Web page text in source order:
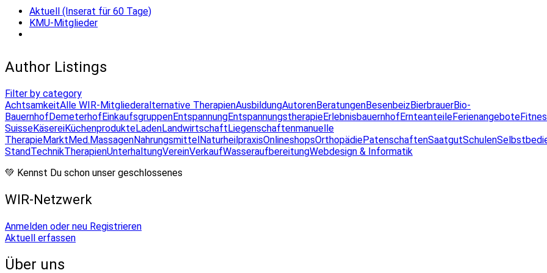
Aktuell (Inserat für 60 Tage)
KMU-Mitglieder
Author Listings
Filter by category
AchtsamkeitAlle WIR-Mitgliederalternative TherapienAusbildungAutorenBeratungenBesenbeizBierbrauerBio-
BauernhofDemeterhofEinkaufsgruppenEntspannungEntspannungstherapieErlebnisbauernhofErnteanteileFerienangebote
SuisseKäsereiKüchenprodukteLadenLandwirtschaftLiegenschaftenmanuelle
TherapieMarktMed.MassagenNahrungsmittelNaturheilpraxisOnlineshopsOrthopädiePatenschaftenSaatgutSchulen
StandTechnikTherapienUnterhaltungVereinVerkaufWasseraufbereitungWebdesign & Informatik
💚 Kennst Du schon unser geschlossenes
WIR-Netzwerk
Anmelden oder neu Registrieren
Aktuell erfassen
Über uns